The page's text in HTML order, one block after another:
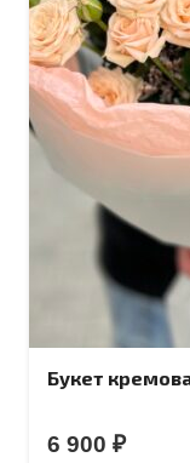
Букет
6 900 ₽